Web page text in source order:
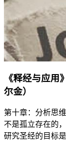
《释经与应用
尔金）
第十章：分析思
不是孤立存在的
研究圣经的目标